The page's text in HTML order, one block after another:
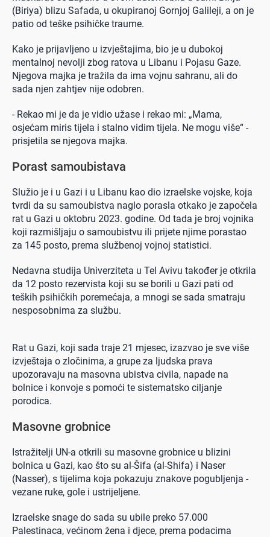
(Biriya) blizu Safada, u okupiranoj Gornjoj Galileji, a on je
patio od teške psihičke traume.
Kako je prijavljeno u izvještajima, bio je u dubokoj
mentalnoj nevolji zbog ratova u Libanu i Pojasu Gaze.
Njegova majka je tražila da ima vojnu sahranu, ali do
sada njen zahtjev nije odobren.
- Rekao mi je da je vidio užase i rekao mi: „Mama,
osjećam miris tijela i stalno vidim tijela. Ne mogu više“ -
prisjetila se njegova majka.
Porast samoubistava
Služio je i u Gazi i u Libanu kao dio izraelske vojske, koja
tvrdi da su samoubistva naglo porasla otkako je započela
rat u Gazi u oktobru 2023. godine. Od tada je broj vojnika
koji razmišljaju o samoubistvu ili prijete njime porastao
za 145 posto, prema službenoj vojnoj statistici.
Nedavna studija Univerziteta u Tel Avivu također je otkrila
da 12 posto rezervista koji su se borili u Gazi pati od
teških psihičkih poremećaja, a mnogi se sada smatraju
nesposobnima za službu.
Rat u Gazi, koji sada traje 21 mjesec, izazvao je sve više
izvještaja o zločinima, a grupe za ljudska prava
upozoravaju na masovna ubistva civila, napade na
bolnice i konvoje s pomoći te sistematsko ciljanje
porodica.
Masovne grobnice
Istražitelji UN-a otkrili su masovne grobnice u blizini
bolnica u Gazi, kao što su al-Šifa (al-Shifa) i Naser
(Nasser), s tijelima koja pokazuju znakove pogubljenja -
vezane ruke, gole i ustrijeljene.
Izraelske snage do sada su ubile preko 57.000
Palestinaca, većinom žena i djece, prema podacima